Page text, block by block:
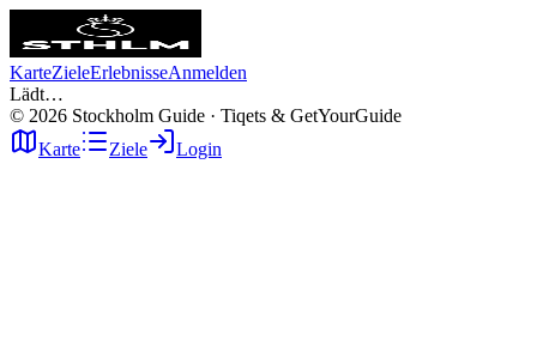
KarteZieleErlebnisseAnmelden
Lädt…
© 2026 Stockholm Guide · Tiqets & GetYourGuide
Karte
Ziele Login